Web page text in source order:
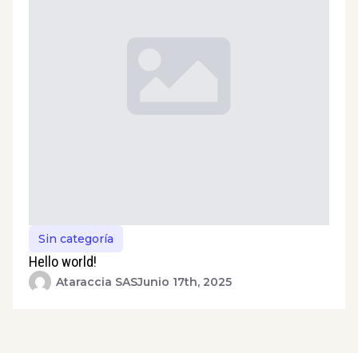
Sin categoría
Hello world!
Ataraccia SASJunio 17th, 2025